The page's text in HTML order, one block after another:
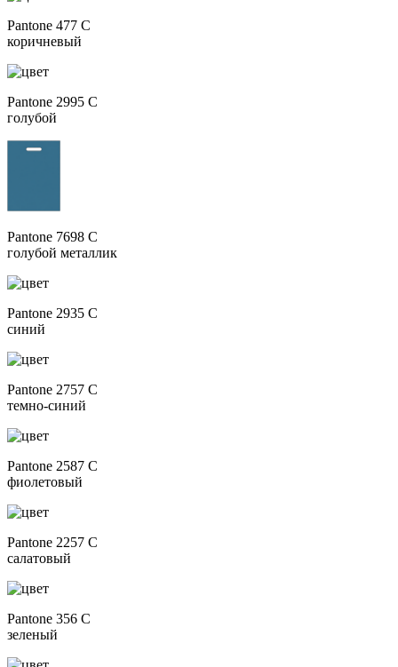
Pantone 477 C
коричневый
Pantone 2995 C
голубой
Pantone 7698 C
голубой металлик
Pantone 2935 C
синий
Pantone 2757 C
темно-синий
Pantone 2587 C
фиолетовый
Pantone 2257 C
салатовый
Pantone 356 C
зеленый